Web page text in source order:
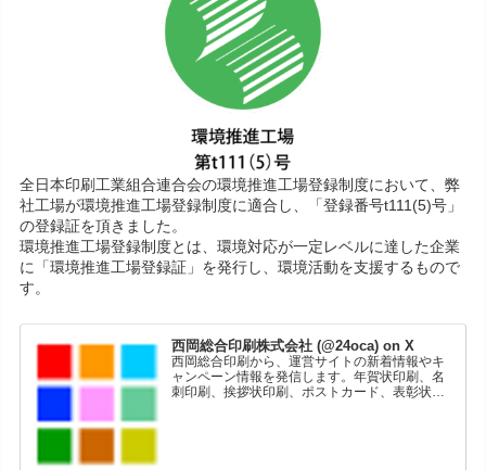
全日本印刷工業組合連合会の環境推進工場登録制度において、弊
社工場が環境推進工場登録制度に適合し、「登録番号t111(5)号」
の登録証を頂きました。
環境推進工場登録制度とは、環境対応が一定レベルに達した企業
に「環境推進工場登録証」を発行し、環境活動を支援するもので
す。
西岡総合印刷株式会社 (@24oca) on X
西岡総合印刷から、運営サイトの新着情報やキ
ャンペーン情報を発信します。年賀状印刷、名
刺印刷、挨拶状印刷、ポストカード、表彰状印